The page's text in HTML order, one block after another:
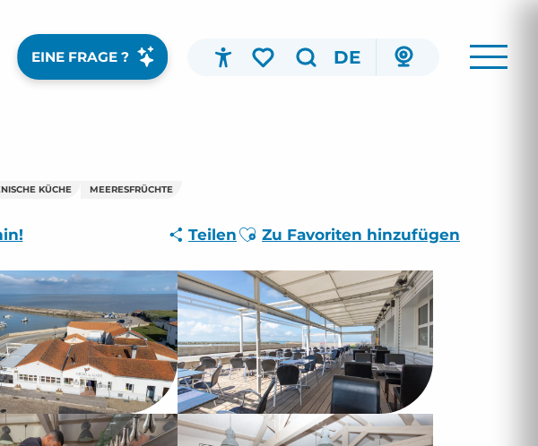
EINE FRAGE ? DE
KÜCHE MEERESFRÜCHTE
Teilen Ajouter aux favoris
Zu Favoriten hinzufügen